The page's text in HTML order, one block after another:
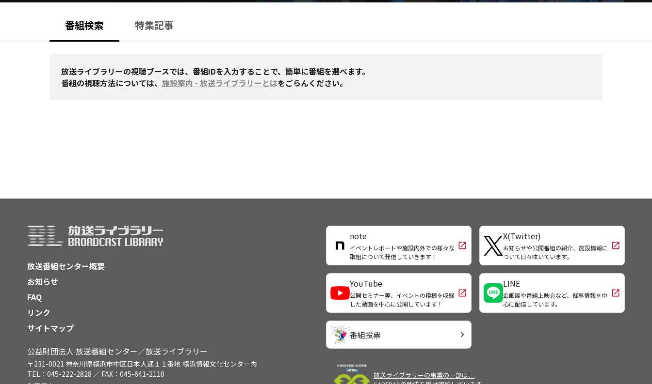
番組検索 特集記事
放送ライブラリーの視聴ブースでは、番組IDを入力することで、簡単に番組を選べます。
番組の視聴方法については、 施設案内 - 放送ライブラリーとはをごらんください。
放送番組センター概要
お知らせ
FAQ
リンク
サイトマップ
公益財団法人 放送番組センター／放送ライブラリー
〒231-0021 神奈川県横浜市中区日本大通１１番地 横浜情報文化センター内
TEL：045-222-2828 ／ FAX：045-641-2110
note
イベントレポートや施設内外での様々な
取組について発信していきます！
open_in_new
X(Twitter)
お知らせや公開番組の紹介、施設情報に
ついて日々呟いています。
open_in_new
YouTube
公開セミナー等、イベントの模様を収録
した動画を中心に公開しています！
open_in_new
LINE
企画展や番組上映会など、催事情報を中
心に配信しています。
open_in_new
番組投票 chevron_right
放送ライブラリーの事業の一部は、